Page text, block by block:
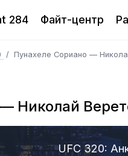
284 Файт-центр
/ Пунахеле Сориано —
Николай
UFC 320: